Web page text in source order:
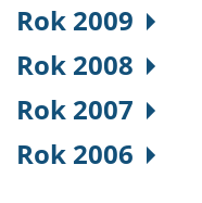
Rok 2009
Rok 2008
Rok 2007
Rok 2006